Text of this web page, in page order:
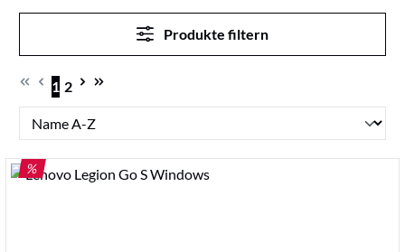
Produkte filtern
Seite
1
Seite
2
RABATT
%